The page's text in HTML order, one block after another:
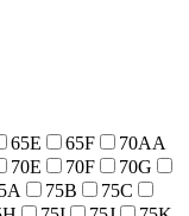
65E 65F
70AA
70E 70F
70G
75B
75C